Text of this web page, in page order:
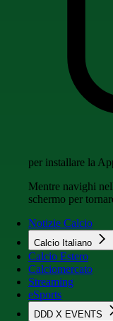
per installare la
Mentre navighi
schermo per
Notizie Calcio
Calcio Italiano
Calcio Estero
Calciomercato
Streaming
eSports
DDD X EVENTS